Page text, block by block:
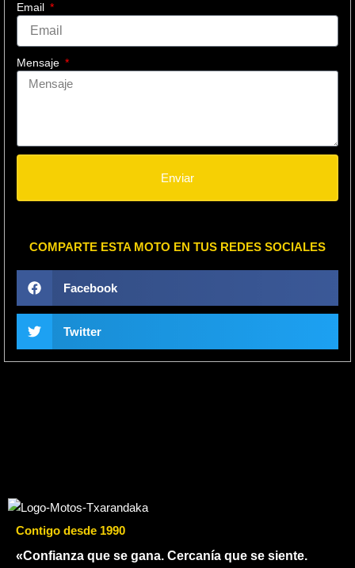
Email
Mensaje
Enviar
COMPARTE ESTA MOTO EN TUS REDES SOCIALES
Facebook
Twitter
Contigo desde 1990
«Confianza que se gana. Cercanía que se siente.